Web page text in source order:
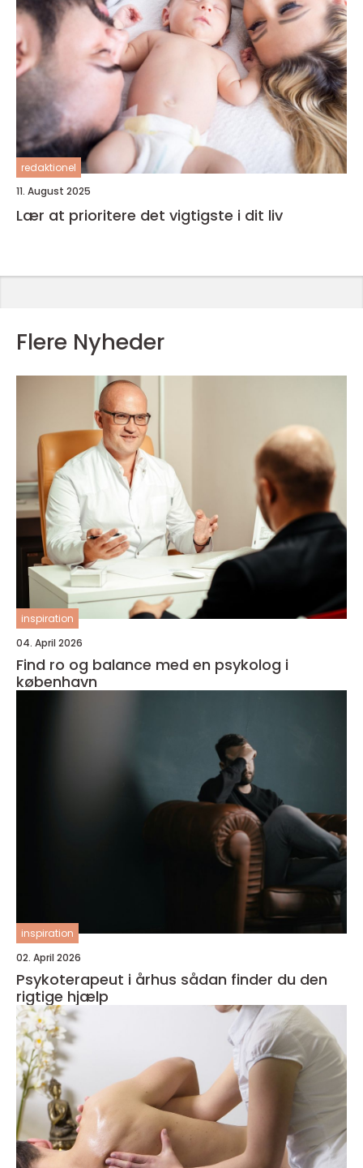
redaktionel
11. August 2025
Lær at prioritere det vigtigste i dit liv
Flere Nyheder
inspiration
04. April 2026
Find ro og balance med en psykolog i
københavn
inspiration
02. April 2026
Psykoterapeut i århus sådan finder du den
rigtige hjælp